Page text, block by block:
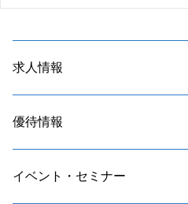
求人情報
優待情報
イベント・セミナー